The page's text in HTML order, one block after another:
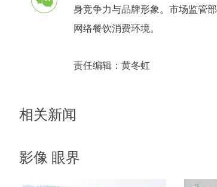
身竞争力与品牌形象。市场监管
网络餐饮消费环境。
责任编辑： 黄冬虹
相关新闻
影像 眼界